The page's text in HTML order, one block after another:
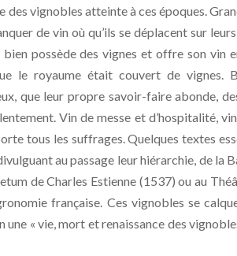
des vignobles atteinte à ces époques.
de vin où qu’ils se déplacent sur
possède des vignes et offre son vin
le royaume était couvert de vignes.
que leur propre savoir-faire abonde,
Vin de messe et d’hospitalité,
tous les suffrages. Quelques textes
au passage leur hiérarchie, de la
de Charles Estienne (1537) ou au
française. Ces vignobles se
« vie, mort et renaissance des